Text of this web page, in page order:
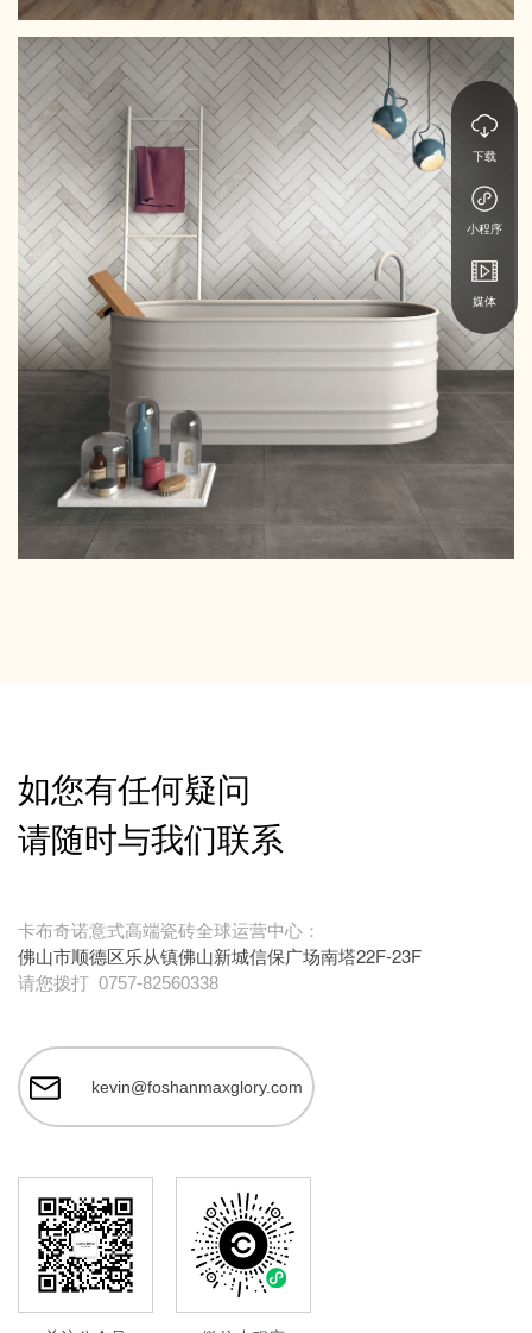
如您有任何疑问
请随时与我们联系
卡布奇诺意式高端瓷砖全球运营中心：
佛山市顺德区乐从镇佛山新城信保广场南塔22F-23F
请您拨打 0757-82560338
kevin@foshanmaxglory.com
下载
小程序
媒体